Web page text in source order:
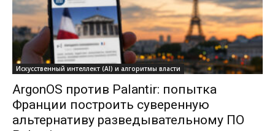
Искусственный интеллект (AI) и алгоритмы власти
ArgonOS против Palantir: попытка
Франции построить суверенную
альтернативу разведывательному ПО